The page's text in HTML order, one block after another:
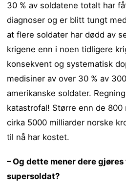
30 % av soldatene totalt har
diagnoser og er blitt tungt
at flere soldater har dødd av
krigene enn i noen tidligere
konsekvent og systematisk
medisiner av over 30 % av
amerikanske soldater.
katastrofal! Større enn de 800
cirka 5000 milliarder norske
til nå har kostet.
– Og dette mener dere gjøres
supersoldat?